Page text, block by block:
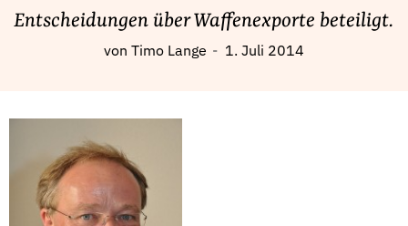
Geschenkspende
Newsletter
Appelle unterzeichnen
Kontakt
Entscheidungen über Waffenexporte beteiligt.
von Timo Lange 1. Juli 2014